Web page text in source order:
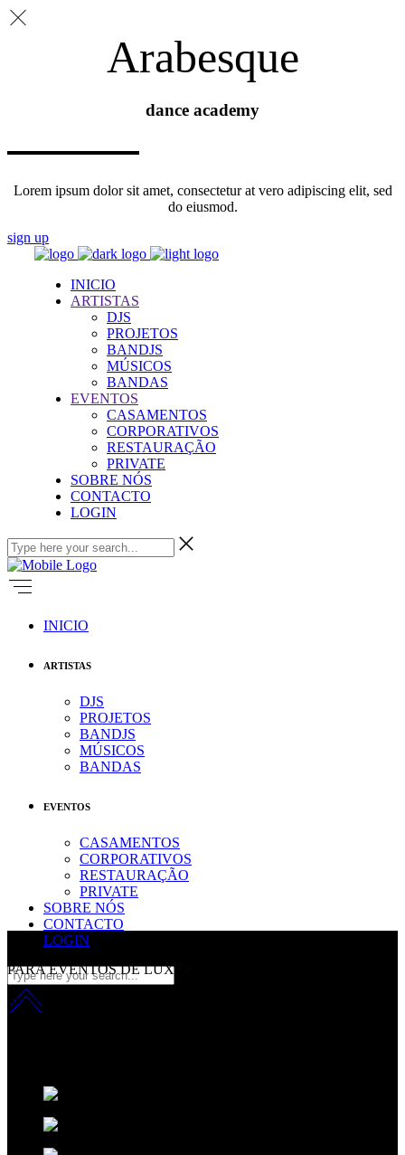
Arabesque
dance academy
Lorem ipsum dolor sit amet, consectetur at vero adipiscing elit, sed
do eiusmod.
sign up
INICIO
ARTISTAS
DJS
PROJETOS
BANDJS
MÚSICOS
BANDAS
EVENTOS
CASAMENTOS
CORPORATIVOS
RESTAURAÇÃO
PRIVATE
SOBRE NÓS
CONTACTO
LOGIN
INICIO
ARTISTAS
DJS
PROJETOS
BANDJS
MÚSICOS
BANDAS
EVENTOS
CASAMENTOS
CORPORATIVOS
RESTAURAÇÃO
PRIVATE
SOBRE NÓS
CONTACTO
LOGIN
PARA EVENTOS DE LUXO
inovação com sofisicação